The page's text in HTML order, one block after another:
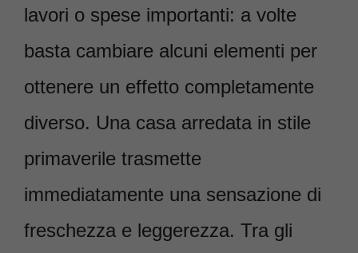
lavori o spese importanti: a volte
basta cambiare alcuni elementi per
ottenere un effetto completamente
diverso. Una casa arredata in stile
primaverile trasmette
immediatamente una sensazione di
freschezza e leggerezza. Tra gli